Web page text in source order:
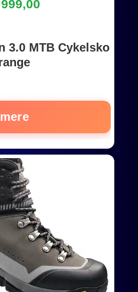
3.0 MTB Cykelsko